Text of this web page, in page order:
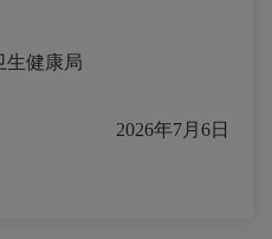
康局
2026年7月6日